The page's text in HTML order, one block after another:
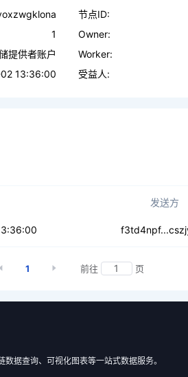
1
提供者账户
13:36:00
节点ID:
Owner:
Worker:
受益人:
发送方
1 前往 页
据查询、可视化图表等一站式数据服务。